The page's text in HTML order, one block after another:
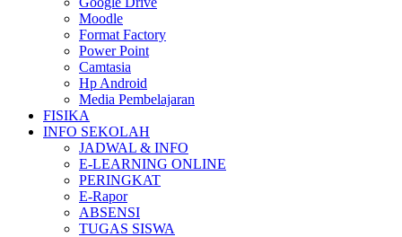
Moodle
Format Factory
Power Point
Camtasia
Hp Android
Media Pembelajaran
FISIKA
INFO SEKOLAH
JADWAL & INFO
E-LEARNING ONLINE
PERINGKAT
E-Rapor
ABSENSI
TUGAS SISWA